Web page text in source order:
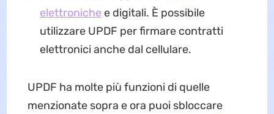
elettroniche e digitali. È possibile
utilizzare UPDF per firmare contratti
elettronici anche dal cellulare.
UPDF ha molte più funzioni di quelle
menzionate sopra e ora puoi sbloccare